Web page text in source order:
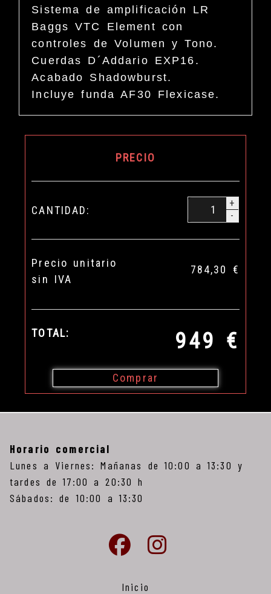
Sistema de amplificación LR
Baggs VTC Element con
controles de Volumen y Tono.
Cuerdas D´Addario EXP16.
Acabado Shadowburst.
Incluye funda AF30 Flexicase.
PRECIO
CANTIDAD:
+
-
Precio unitario
sin IVA
784,30 €
TOTAL: 949 €
Comprar
Horario comercial
Lunes a Viernes: Mañanas de 10:00 a 13:30 y
tardes de 17:00 a 20:30 h
Sábados: de 10:00 a 13:30
Inicio